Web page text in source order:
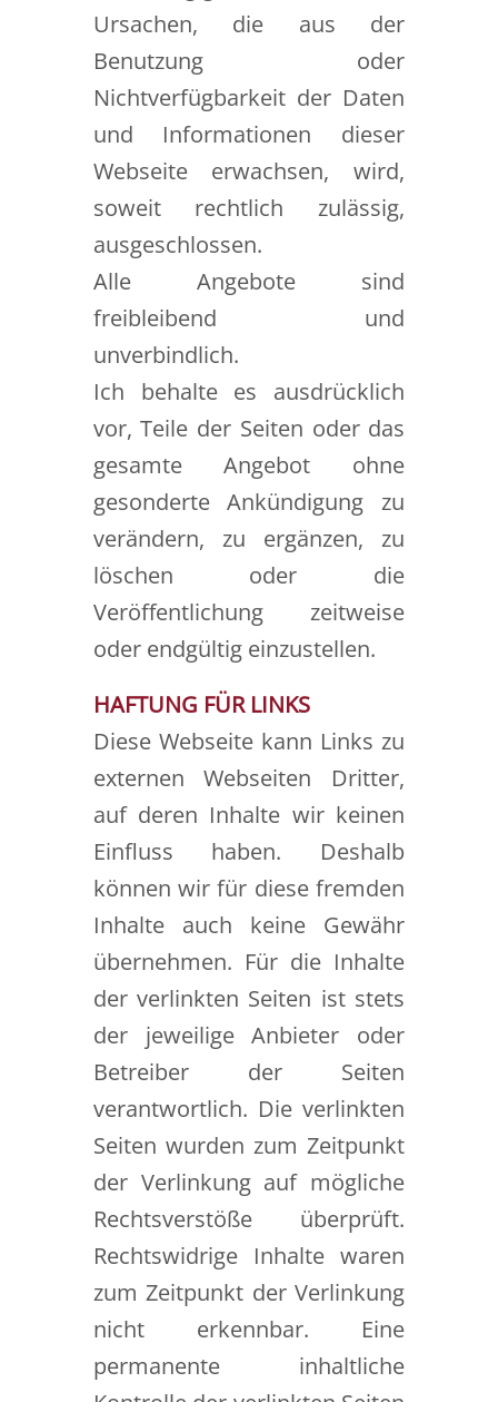
Ursachen, die aus der
Benutzung oder
Nichtverfügbarkeit der Daten
und Informationen dieser
Webseite erwachsen, wird,
soweit rechtlich zulässig,
ausgeschlossen.
Alle Angebote sind
freibleibend und
unverbindlich.
Ich behalte es ausdrücklich
vor, Teile der Seiten oder das
gesamte Angebot ohne
gesonderte Ankündigung zu
verändern, zu ergänzen, zu
löschen oder die
Veröffentlichung zeitweise
oder endgültig einzustellen.
HAFTUNG FÜR LINKS
Diese Webseite kann Links zu
externen Webseiten Dritter,
auf deren Inhalte wir keinen
Einfluss haben. Deshalb
können wir für diese fremden
Inhalte auch keine Gewähr
übernehmen. Für die Inhalte
der verlinkten Seiten ist stets
der jeweilige Anbieter oder
Betreiber der Seiten
verantwortlich. Die verlinkten
Seiten wurden zum Zeitpunkt
der Verlinkung auf mögliche
Rechtsverstöße überprüft.
Rechtswidrige Inhalte waren
zum Zeitpunkt der Verlinkung
nicht erkennbar. Eine
permanente inhaltliche